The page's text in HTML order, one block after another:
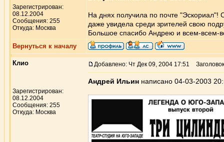
Зарегистрирован:
08.12.2004
Сообщения: 255
Откуда: Москва
На днях получила по почте "Эскориал"!
даже увидела среди зрителей свою
Большое спасибо Андрею и всем-всем-
Вернуться к началу
Клио
Зарегистрирован:
08.12.2004
Сообщения: 255
Откуда: Москва
Добавлено: Чт Дек 09, 2004 17:51
Андрей Ильин написано 04-03-2003